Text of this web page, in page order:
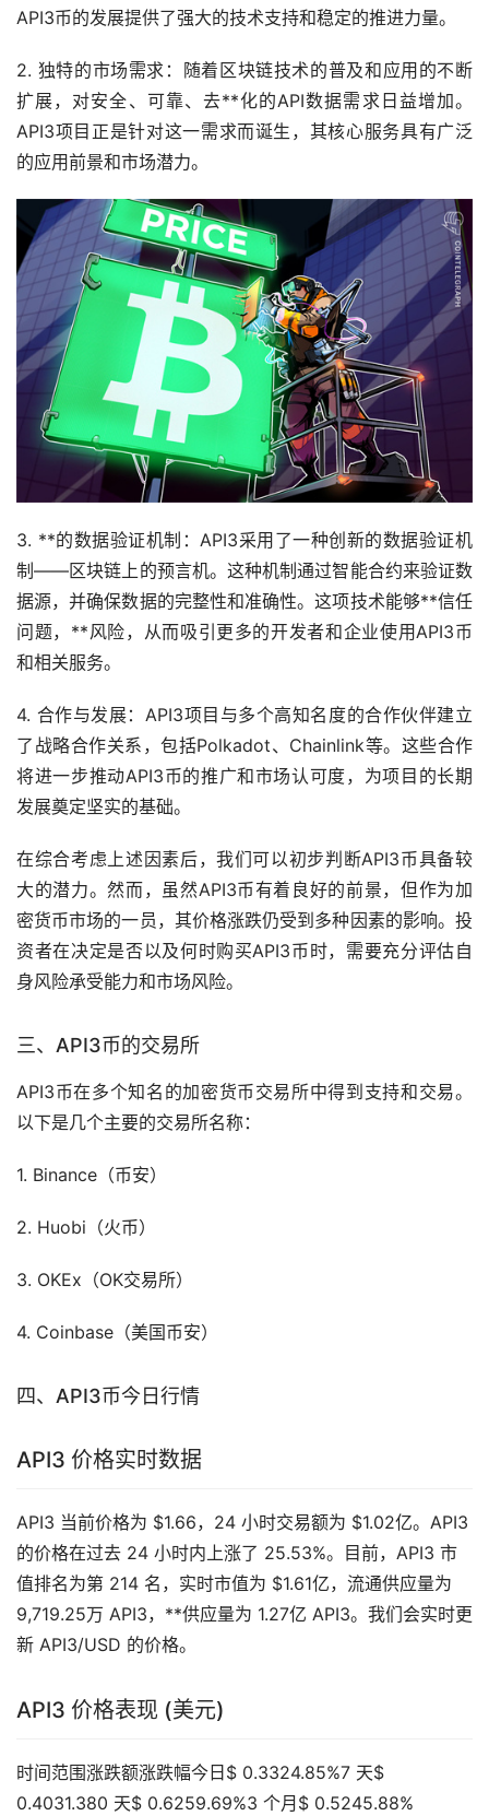
API3币的发展提供了强大的技术支持和稳定的推进力量。
2. 独特的市场需求：随着区块链技术的普及和应用的不断
扩展，对安全、可靠、去**化的API数据需求日益增加。
API3项目正是针对这一需求而诞生，其核心服务具有广泛
的应用前景和市场潜力。
3. **的数据验证机制：API3采用了一种创新的数据验证机
制——区块链上的预言机。这种机制通过智能合约来验证数
据源，并确保数据的完整性和准确性。这项技术能够**信任
问题，**风险，从而吸引更多的开发者和企业使用API3币
和相关服务。
4. 合作与发展：API3项目与多个高知名度的合作伙伴建立
了战略合作关系，包括Polkadot、Chainlink等。这些合作
将进一步推动API3币的推广和市场认可度，为项目的长期
发展奠定坚实的基础。
在综合考虑上述因素后，我们可以初步判断API3币具备较
大的潜力。然而，虽然API3币有着良好的前景，但作为加
密货币市场的一员，其价格涨跌仍受到多种因素的影响。投
资者在决定是否以及何时购买API3币时，需要充分评估自
身风险承受能力和市场风险。
三、API3币的交易所
API3币在多个知名的加密货币交易所中得到支持和交易。
以下是几个主要的交易所名称：
1. Binance（币安）
2. Huobi（火币）
3. OKEx（OK交易所）
4. Coinbase（美国币安）
四、API3币今日行情
API3 价格实时数据
API3 当前价格为 $1.66，24 小时交易额为 $1.02亿。API3
的价格在过去 24 小时内上涨了 25.53%。目前，API3 市
值排名为第 214 名，实时市值为 $1.61亿，流通供应量为
9,719.25万 API3，**供应量为 1.27亿 API3。我们会实时更
新 API3/USD 的价格。
API3 价格表现 (美元)
时间范围涨跌额涨跌幅今日$ 0.3324.85%7 天$
0.4031.380 天$ 0.6259.69%3 个月$ 0.5245.88%